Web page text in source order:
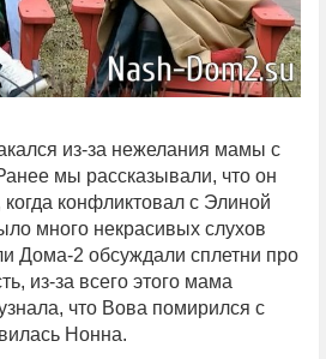
из-за нежелания мамы с
мы рассказывали, что он
конфликтовал с Элиной
много некрасивых слухов
Дома-2 обсуждали сплетни про
из-за всего этого мама
что Вова помирился с
Нонна.